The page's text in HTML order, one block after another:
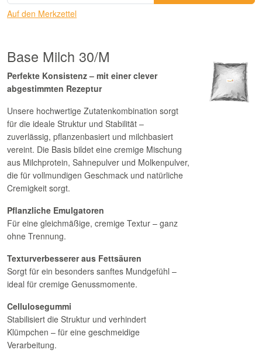
Auf den Merkzettel
Base Milch 30/M
Perfekte Konsistenz – mit einer clever
abgestimmten Rezeptur
Unsere hochwertige Zutatenkombination sorgt
für die ideale Struktur und Stabilität –
zuverlässig, pflanzenbasiert und milchbasiert
vereint. Die Basis bildet eine cremige Mischung
aus Milchprotein, Sahnepulver und Molkenpulver,
die für vollmundigen Geschmack und natürliche
Cremigkeit sorgt.
Pflanzliche Emulgatoren
Für eine gleichmäßige, cremige Textur – ganz
ohne Trennung.
Texturverbesserer aus Fettsäuren
Sorgt für ein besonders sanftes Mundgefühl –
ideal für cremige Genussmomente.
Cellulosegummi
Stabilisiert die Struktur und verhindert
Klümpchen – für eine geschmeidige
Verarbeitung.